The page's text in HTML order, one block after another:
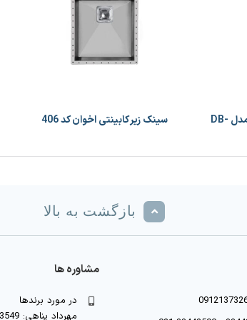
سینک ظرفشویی توکار داتیس مدل DB-
سینک زیر کابینتی اخوان کد 406
بازگشت به بالا
مشاوره ها
در مورد برندها
مهرداد پناهی: 09128903549